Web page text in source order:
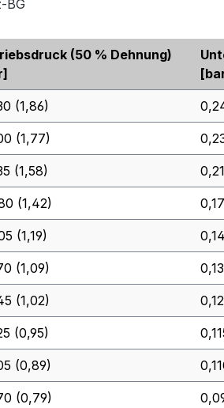
BG
(50 % Dehnung)
(1,86)
(1,77)
(1,58)
(1,42)
(1,19)
(1,09)
(1,02)
(0,95)
(0,89)
(0,79)